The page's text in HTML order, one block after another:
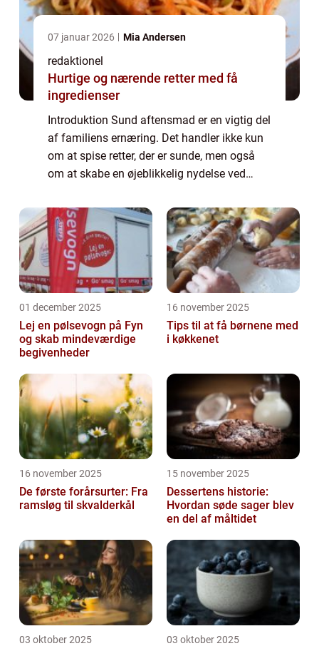
07 januar 2026 Mia Andersen
redaktionel
Hurtige og nærende retter med få
ingredienser
Introduktion Sund aftensmad er en vigtig del
af familiens ernæring. Det handler ikke kun
om at spise retter, der er sunde, men også
om at skabe en øjeblikkelig nydelse ved
der er vigtigt at vide for per...
01 december 2025
Lej en pølsevogn på Fyn
og skab mindeværdige
begivenheder
16 november 2025
Tips til at få børnene med
i køkkenet
16 november 2025
De første forårsurter: Fra
ramsløg til skvalderkål
15 november 2025
Dessertens historie:
Hvordan søde sager blev
en del af måltidet
03 oktober 2025 03 oktober 2025